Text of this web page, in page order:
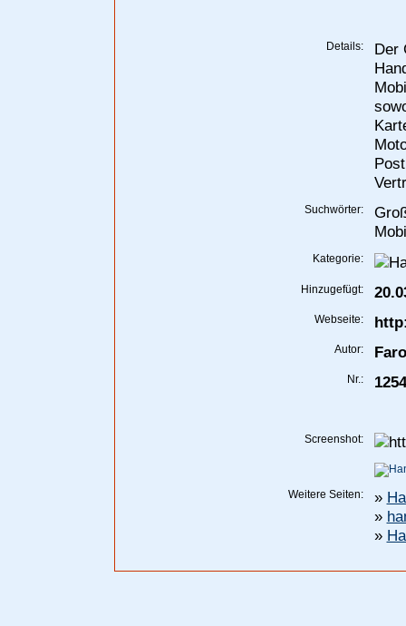
Details:
Der
Suchwörter:
Kategorie:
Hinzugefügt:
Webseite:
Autor:
Nr.:
Screenshot:
Weitere Seiten: »
»
»